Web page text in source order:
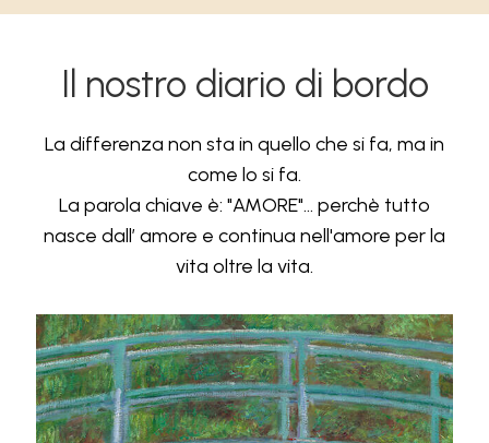
Il nostro diario di bordo
La differenza non sta in quello che si fa, ma in
come lo si fa.
La parola chiave è: "AMORE"... perchè tutto
nasce dall’ amore e continua nell'amore per la
vita oltre la vita.